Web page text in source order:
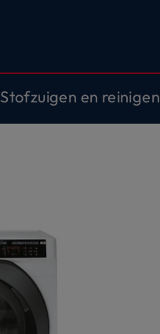
Stofzuigen en reinigen